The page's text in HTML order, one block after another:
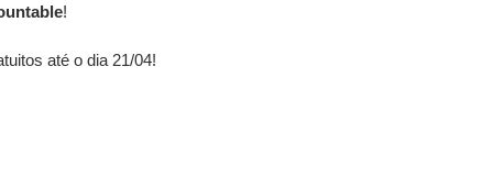
!
até o dia 21/04!